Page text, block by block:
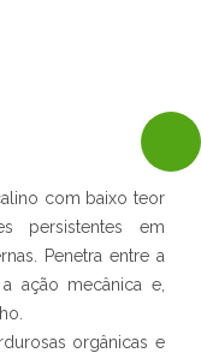
com baixo teor
persistentes em
Penetra entre a
ação mecânica e,
orgânicas e